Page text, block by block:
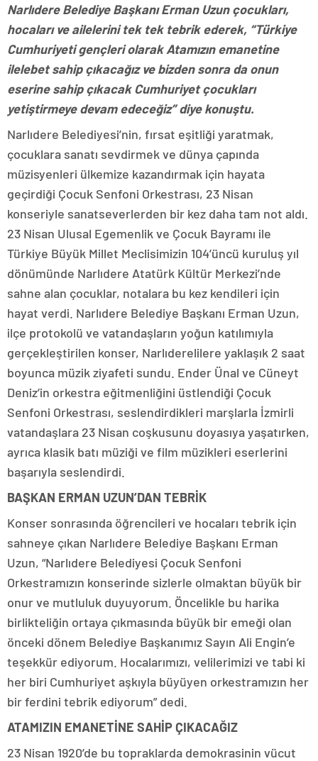
Narlıdere Belediye Başkanı Erman Uzun çocukları,
hocaları ve ailelerini tek tek tebrik ederek, “Türkiye
Cumhuriyeti gençleri olarak Atamızın emanetine
ilelebet sahip çıkacağız ve bizden sonra da onun
eserine sahip çıkacak Cumhuriyet çocukları
yetiştirmeye devam edeceğiz” diye konuştu.
Narlıdere Belediyesi’nin, fırsat eşitliği yaratmak,
çocuklara sanatı sevdirmek ve dünya çapında
müzisyenleri ülkemize kazandırmak için hayata
geçirdiği Çocuk Senfoni Orkestrası, 23 Nisan
konseriyle sanatseverlerden bir kez daha tam not aldı.
23 Nisan Ulusal Egemenlik ve Çocuk Bayramı ile
Türkiye Büyük Millet Meclisimizin 104’üncü kuruluş yıl
dönümünde Narlıdere Atatürk Kültür Merkezi’nde
sahne alan çocuklar, notalara bu kez kendileri için
hayat verdi. Narlıdere Belediye Başkanı Erman Uzun,
ilçe protokolü ve vatandaşların yoğun katılımıyla
gerçekleştirilen konser, Narlıderelilere yaklaşık 2 saat
boyunca müzik ziyafeti sundu. Ender Ünal ve Cüneyt
Deniz’in orkestra eğitmenliğini üstlendiği Çocuk
Senfoni Orkestrası, seslendirdikleri marşlarla İzmirli
vatandaşlara 23 Nisan coşkusunu doyasıya yaşatırken,
ayrıca klasik batı müziği ve film müzikleri eserlerini
başarıyla seslendirdi.
BAŞKAN ERMAN UZUN’DAN TEBRİK
Konser sonrasında öğrencileri ve hocaları tebrik için
sahneye çıkan Narlıdere Belediye Başkanı Erman
Uzun, “Narlıdere Belediyesi Çocuk Senfoni
Orkestramızın konserinde sizlerle olmaktan büyük bir
onur ve mutluluk duyuyorum. Öncelikle bu harika
birlikteliğin ortaya çıkmasında büyük bir emeği olan
önceki dönem Belediye Başkanımız Sayın Ali Engin’e
teşekkür ediyorum. Hocalarımızı, velilerimizi ve tabi ki
her biri Cumhuriyet aşkıyla büyüyen orkestramızın her
bir ferdini tebrik ediyorum” dedi.
ATAMIZIN EMANETİNE SAHİP ÇIKACAĞIZ
23 Nisan 1920’de bu topraklarda demokrasinin vücut